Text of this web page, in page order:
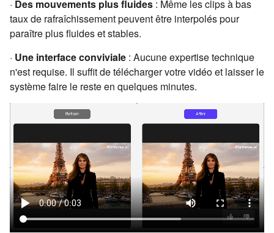
· Des mouvements plus fluides : Même les clips à bas
taux de rafraîchissement peuvent être interpolés pour
paraître plus fluides et stables.
· Une interface conviviale : Aucune expertise technique
n'est requise. Il suffit de télécharger votre vidéo et laisser le
système faire le reste en quelques minutes.